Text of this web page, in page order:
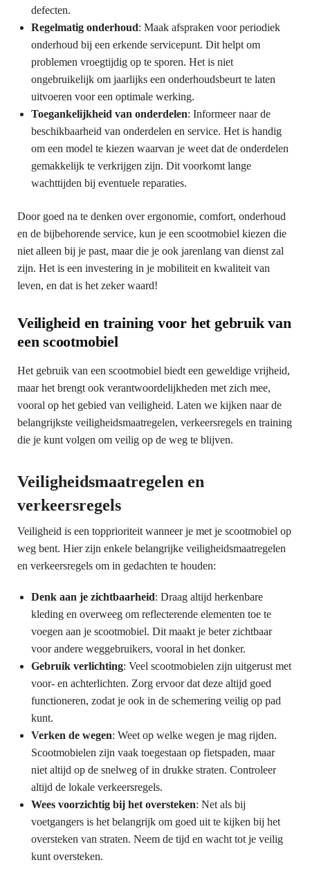
defecten.
Regelmatig onderhoud: Maak afspraken voor periodiek
onderhoud bij een erkende servicepunt. Dit helpt om
problemen vroegtijdig op te sporen. Het is niet
ongebruikelijk om jaarlijks een onderhoudsbeurt te laten
uitvoeren voor een optimale werking.
Toegankelijkheid van onderdelen: Informeer naar de
beschikbaarheid van onderdelen en service. Het is handig
om een model te kiezen waarvan je weet dat de onderdelen
gemakkelijk te verkrijgen zijn. Dit voorkomt lange
wachttijden bij eventuele reparaties.
Door goed na te denken over ergonomie, comfort, onderhoud
en de bijbehorende service, kun je een scootmobiel kiezen die
niet alleen bij je past, maar die je ook jarenlang van dienst zal
zijn. Het is een investering in je mobiliteit en kwaliteit van
leven, en dat is het zeker waard!
Veiligheid en training voor het gebruik van
een scootmobiel
Het gebruik van een scootmobiel biedt een geweldige vrijheid,
maar het brengt ook verantwoordelijkheden met zich mee,
vooral op het gebied van veiligheid. Laten we kijken naar de
belangrijkste veiligheidsmaatregelen, verkeersregels en training
die je kunt volgen om veilig op de weg te blijven.
Veiligheidsmaatregelen en
verkeersregels
Veiligheid is een topprioriteit wanneer je met je scootmobiel op
weg bent. Hier zijn enkele belangrijke veiligheidsmaatregelen
en verkeersregels om in gedachten te houden:
Denk aan je zichtbaarheid: Draag altijd herkenbare
kleding en overweeg om reflecterende elementen toe te
voegen aan je scootmobiel. Dit maakt je beter zichtbaar
voor andere weggebruikers, vooral in het donker.
Gebruik verlichting: Veel scootmobielen zijn uitgerust met
voor- en achterlichten. Zorg ervoor dat deze altijd goed
functioneren, zodat je ook in de schemering veilig op pad
kunt.
Verken de wegen: Weet op welke wegen je mag rijden.
Scootmobielen zijn vaak toegestaan op fietspaden, maar
niet altijd op de snelweg of in drukke straten. Controleer
altijd de lokale verkeersregels.
Wees voorzichtig bij het oversteken: Net als bij
voetgangers is het belangrijk om goed uit te kijken bij het
oversteken van straten. Neem de tijd en wacht tot je veilig
kunt oversteken.